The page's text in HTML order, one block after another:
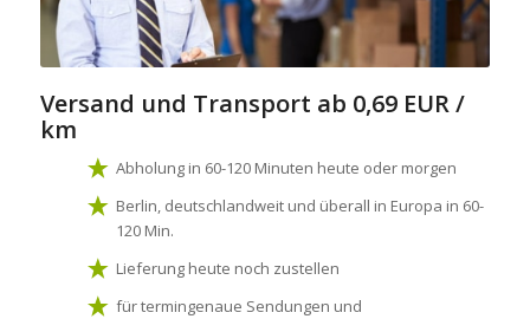
Versand und Transport ab 0,69 EUR /
km
Abholung in 60-120 Minuten heute oder morgen
Berlin, deutschlandweit und überall in Europa in 60-
120 Min.
Lieferung heute noch zustellen
für termingenaue Sendungen und